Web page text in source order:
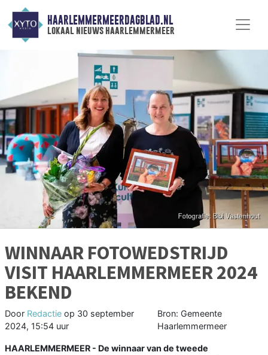
HAARLEMMERMEERDAGBLAD.NL
lokaal nieuws haarlemmermeer
WINNAAR FOTOWEDSTRIJD
VISIT HAARLEMMERMEER 2024
BEKEND
Door Redactie op 30 september
2024, 15:54 uur
Bron: Gemeente
Haarlemmermeer
HAARLEMMERMEER - De winnaar van de tweede